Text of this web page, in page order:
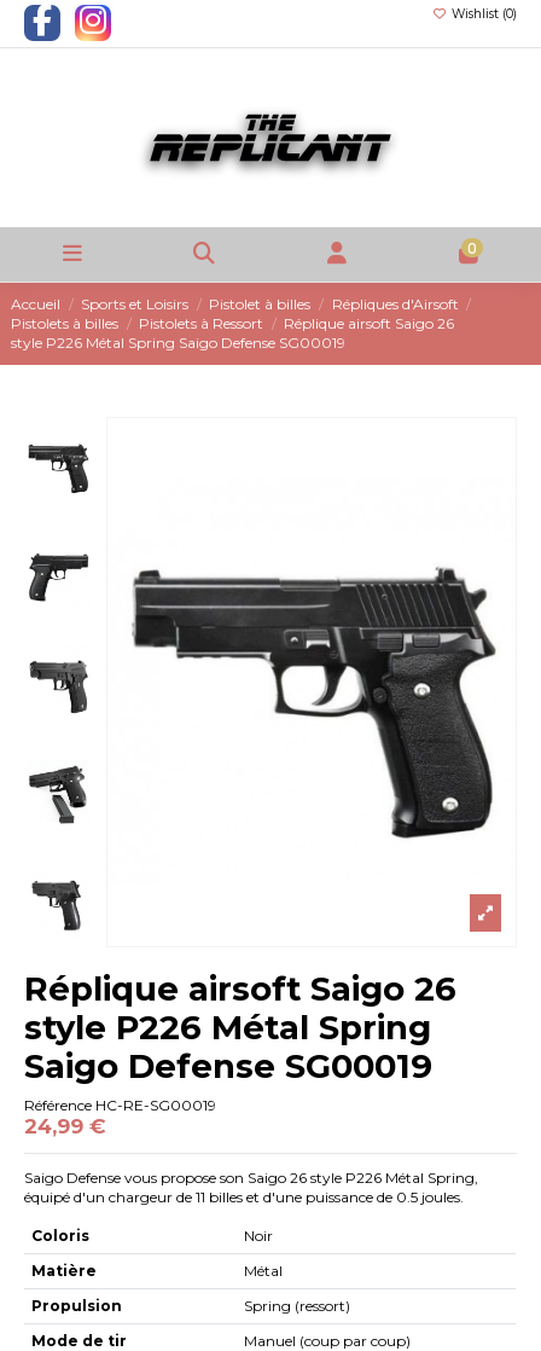
Wishlist (0)
0
Accueil Sports et Loisirs Pistolet à billes
Répliques d'Airsoft
Pistolets à billes
Pistolets à Ressort
Réplique airsoft Saigo 26
style P226 Métal Spring Saigo Defense SG00019
Réplique airsoft Saigo 26
style P226 Métal Spring
Saigo Defense SG00019
Référence HC-RE-SG00019
24,99 €
Saigo Defense vous propose son Saigo 26 style P226 Métal Spring,
équipé d'un chargeur de 11 billes et d'une puissance de 0.5 joules.
Coloris
Noir
Matière
Métal
Propulsion
Spring (ressort)
Mode de tir
Manuel (coup par coup)